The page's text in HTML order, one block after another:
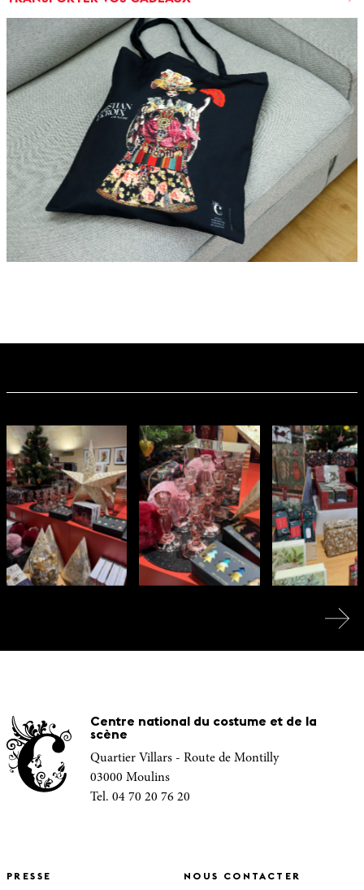
Centre national du costume et de la
scène
Quartier Villars - Route de Montilly
03000 Moulins
Tel. 04 70 20 76 20
PRESSE NOUS CONTACTER